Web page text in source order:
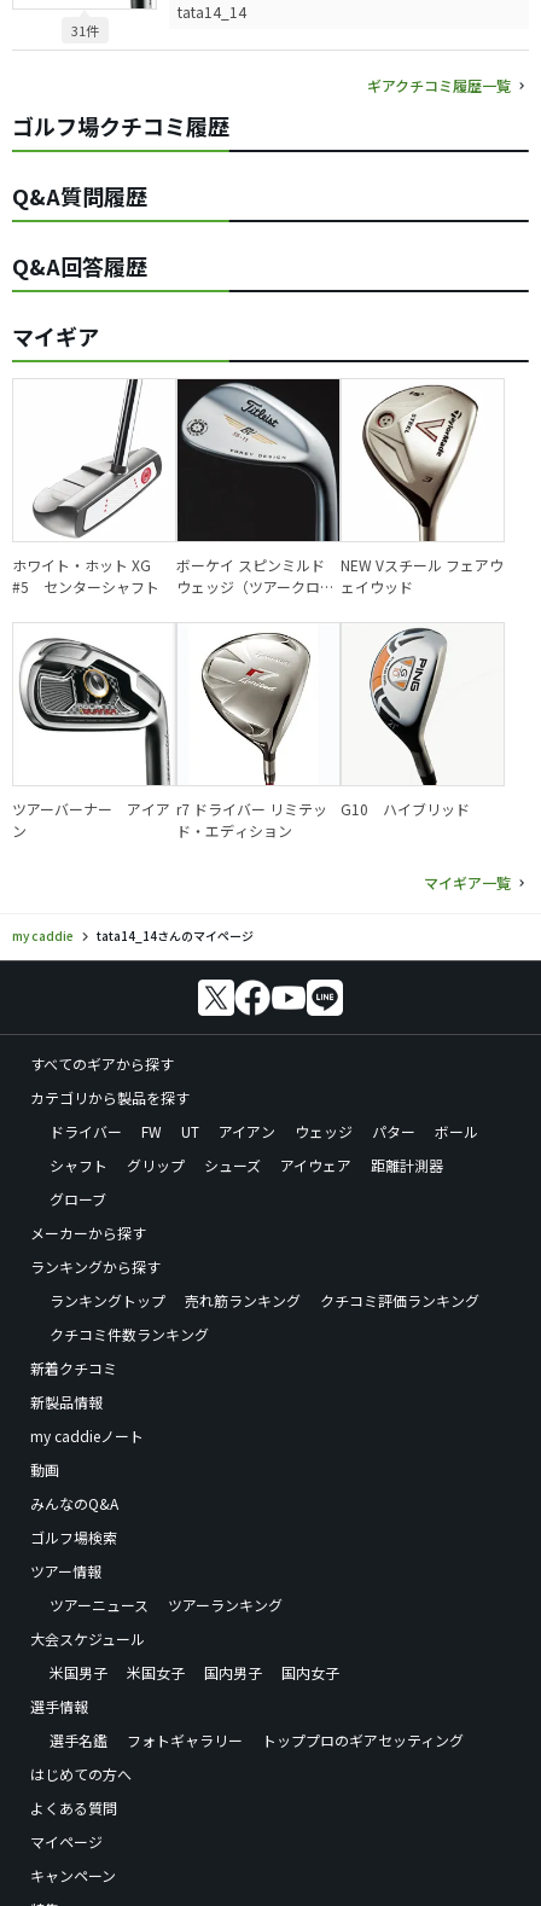
31件
tata14_14
ギアクチコミ履歴一覧
ゴルフ場クチコミ履歴
Q&A質問履歴
Q&A回答履歴
マイギア
ホワイト・ホット XG
#5 センターシャフト
ボーケイ スピンミルド
ウェッジ（ツアークロー
NEW Vスチール フェアウ
ェイウッド
ツアーバーナー アイア
ン
r7 ドライバー リミテッ
ド・エディション
G10 ハイブリッド
マイギア一覧
my caddie tata14_14さんのマイページ
すべてのギアから探す
カテゴリから製品を探す
ドライバー
FW UT アイアン ウェッジ パター
ボール
シャフト
グリップ シューズ アイウェア
距離計測器
グローブ
メーカーから探す
ランキングから探す
ランキングトップ
売れ筋ランキング
クチコミ評価ランキング
クチコミ件数ランキング
新着クチコミ
新製品情報
my caddieノート
動画
みんなのQ&A
ゴルフ場検索
ツアー情報
ツアーニュース
ツアーランキング
大会スケジュール
米国男子
米国女子 国内男子
国内女子
選手情報
選手名鑑
フォトギャラリー
トッププロのギアセッティング
はじめての方へ
よくある質問
マイページ
キャンペーン